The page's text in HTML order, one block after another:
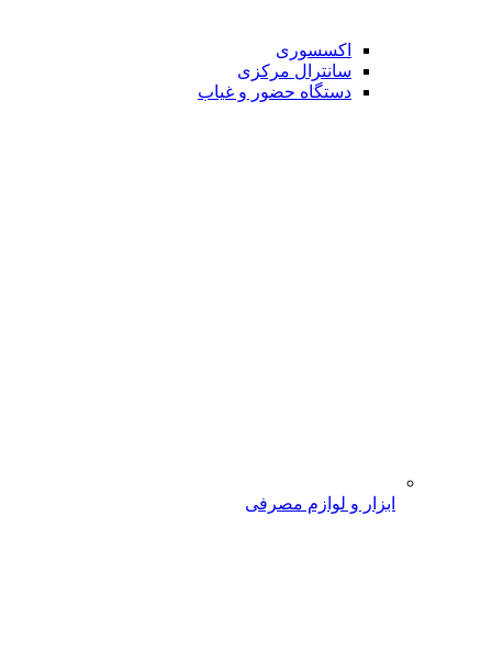
اکسسوری
سانترال مرکزی
دستگاه حضور و غیاب
ابزار و لوازم مصرفی